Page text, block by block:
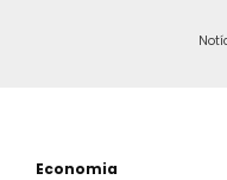
Economia